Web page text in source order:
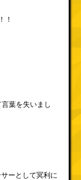
！
葉を失いまし
ーとして冥利に